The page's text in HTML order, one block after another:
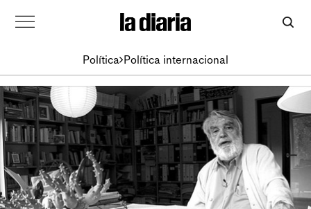
Política Política internacional